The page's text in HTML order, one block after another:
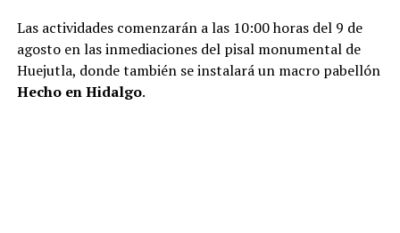
Las actividades comenzarán a las 10:00 horas del 9 de
agosto en las inmediaciones del pisal monumental de
Huejutla, donde también se instalará un macro pabellón
Hecho en Hidalgo.